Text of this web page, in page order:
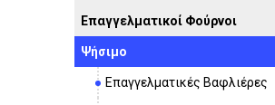
Επαγγελματικοί Φούρνοι
Ψήσιμο
Επαγγελματικές Βαφλιέρες